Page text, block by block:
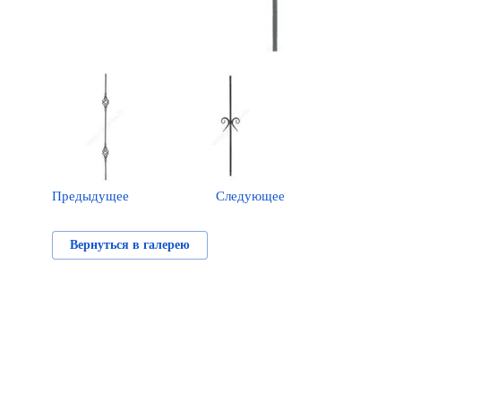
Предыдущее Следующее
Вернуться в галерею